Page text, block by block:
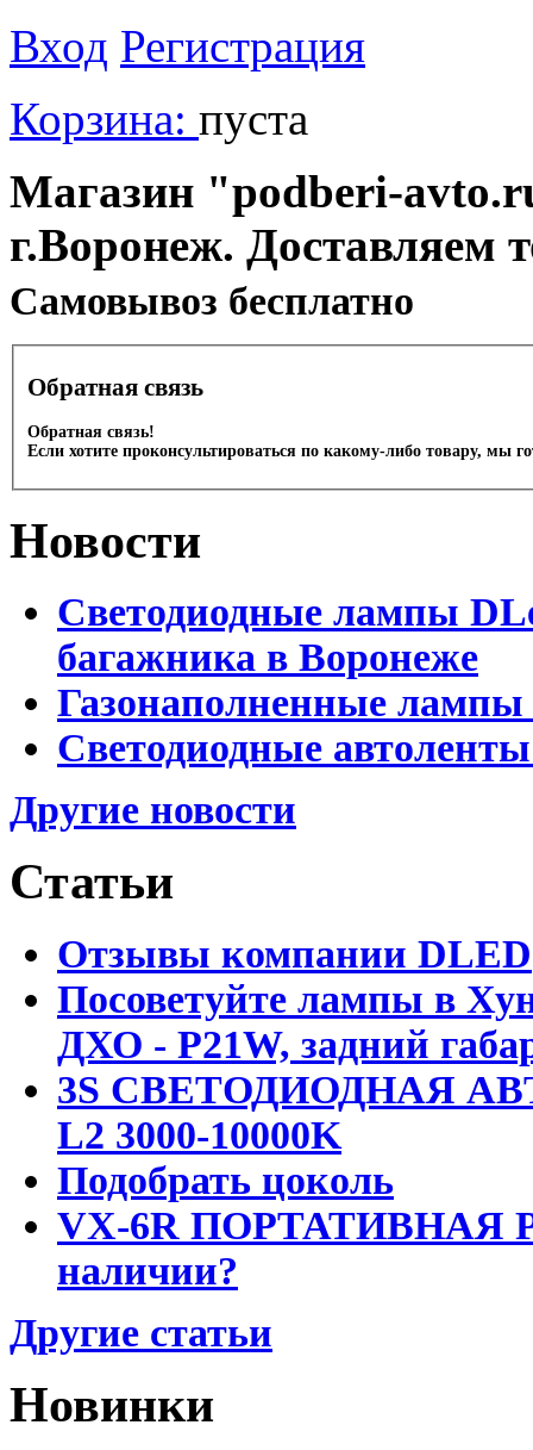
Вход Регистрация
Корзина: пуста
Магазин "podberi-
г.Воронеж. Доставляем
Cамовывоз бесплатно
Обратная связь
Обратная связь!
Если хотите проконсультироваться по какому-либо товару, мы
Новости
Светодиодные лампы
багажника в Воронеже
Газонаполненные
Светодиодные
Другие новости
Статьи
Отзывы компании DLED
Посоветуйте лампы в
ДХО - P21W, задний
3S СВЕТОДИОДНАЯ
L2 3000-10000K
Подобрать цоколь
VX-6R ПОРТАТИВНАЯ
наличии?
Другие статьи
Новинки